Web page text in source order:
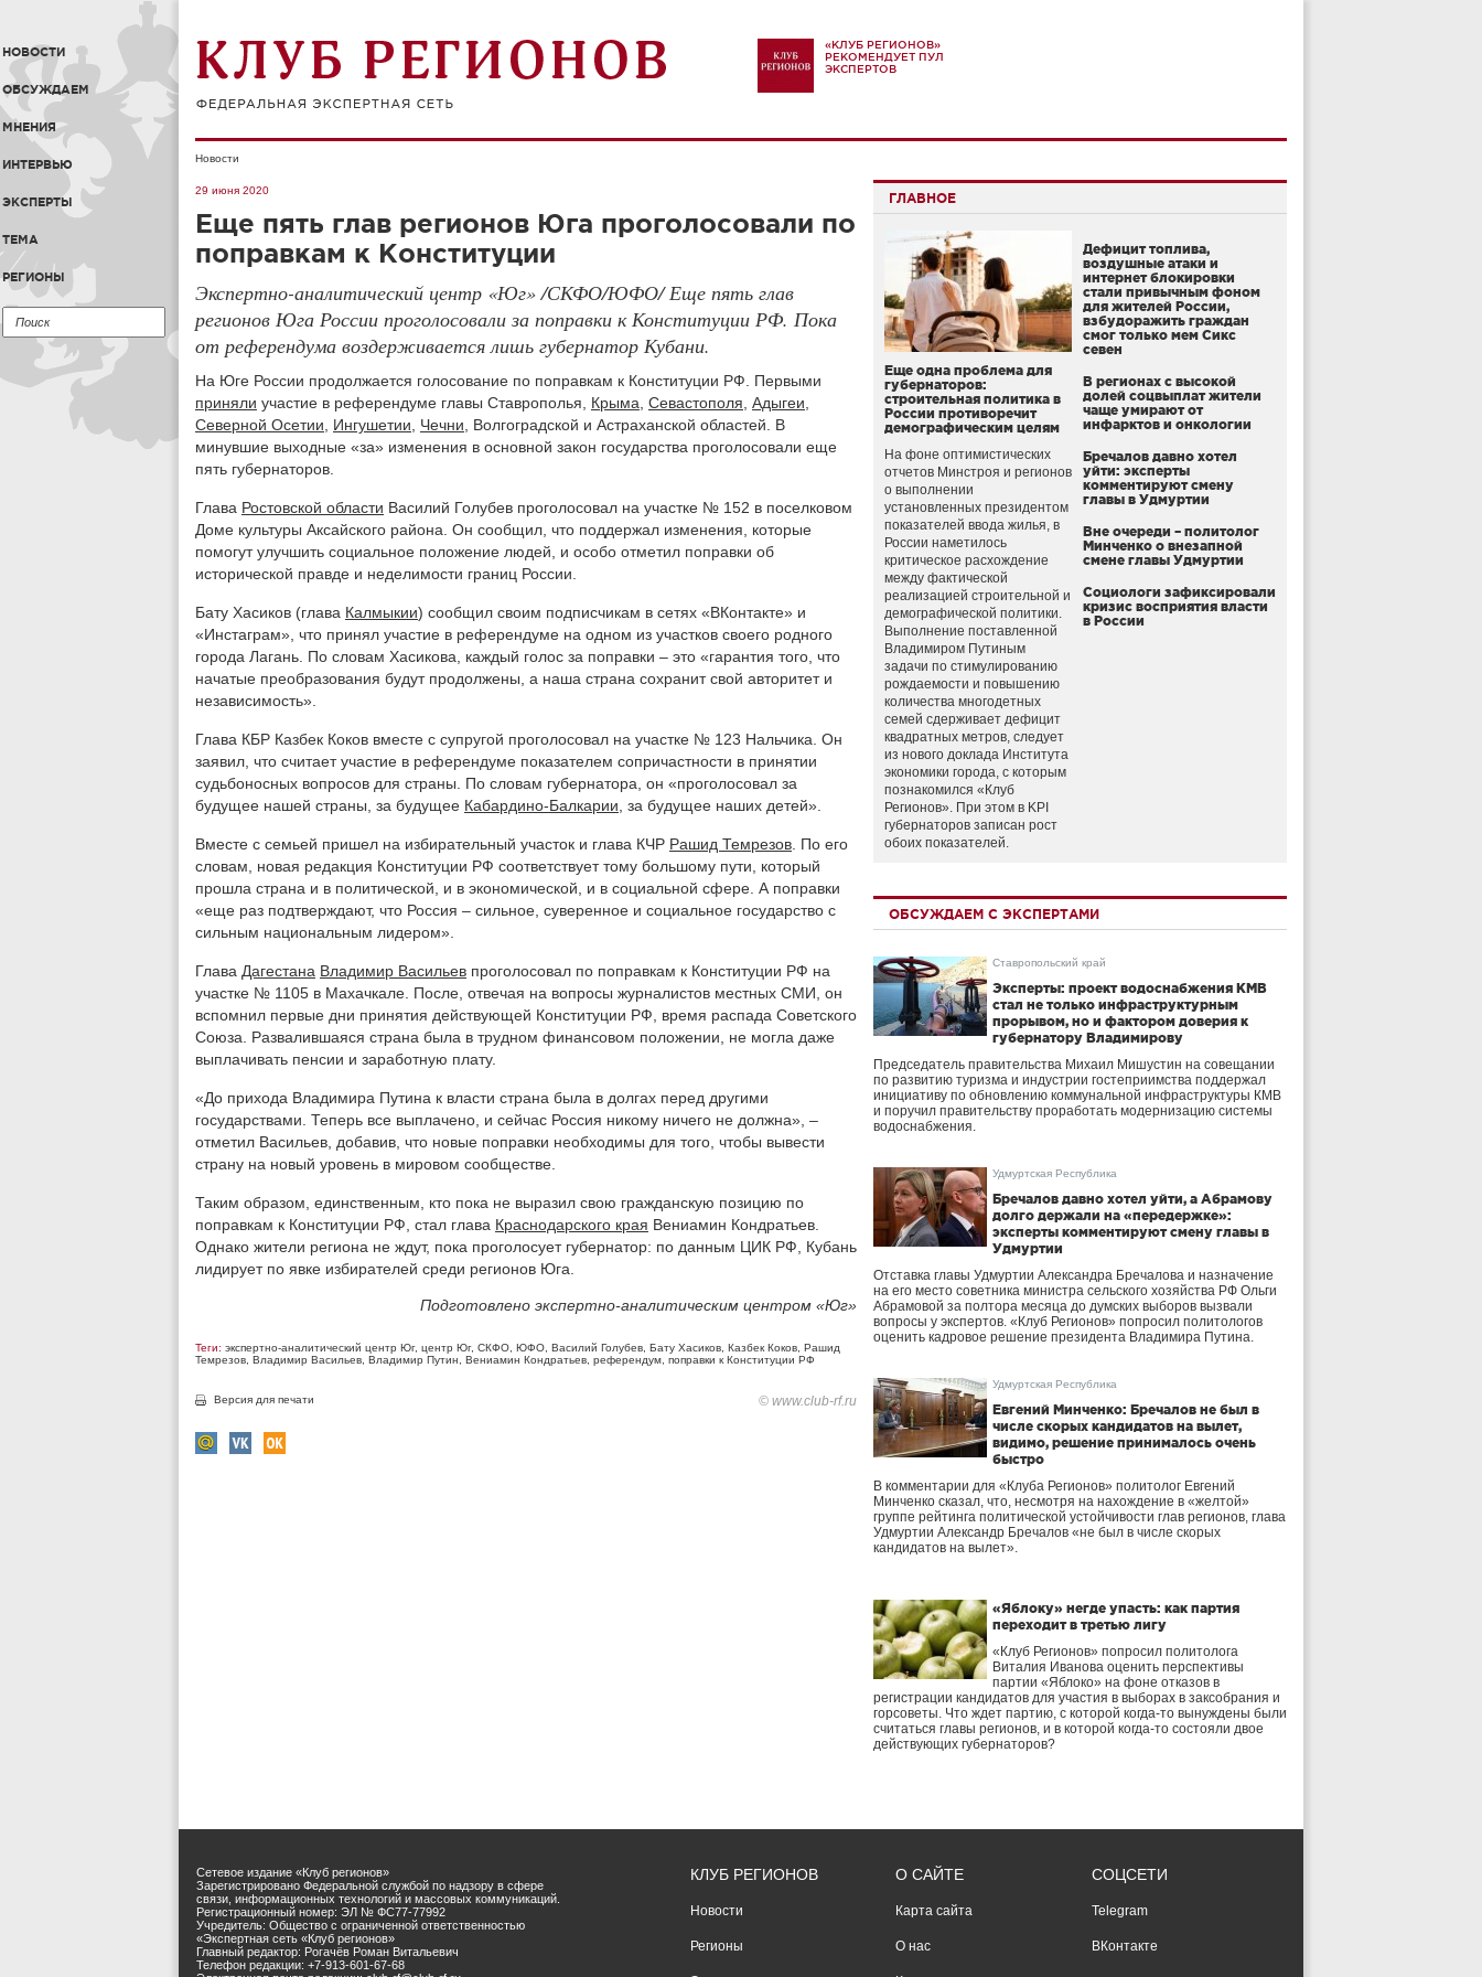
НОВОСТИ
ОБСУЖДАЕМ
МНЕНИЯ
ИНТЕРВЬЮ
ЭКСПЕРТЫ
ТЕМА
РЕГИОНЫ
«КЛУБ РЕГИОНОВ»
РЕКОМЕНДУЕТ ПУЛ
ЭКСПЕРТОВ
Новости
29 июня 2020
Еще пять глав регионов Юга проголосовали по
поправкам к Конституции
Экспертно-аналитический центр «Юг» /СКФО/ЮФО/ Еще пять глав
регионов Юга России проголосовали за поправки к Конституции РФ. Пока
от референдума воздерживается лишь губернатор Кубани.
На Юге России продолжается голосование по поправкам к Конституции РФ. Первыми
приняли участие в референдуме главы Ставрополья, Крыма Севастополя Адыгеи
Северной Осетии
Ингушетии Чечни , Волгоградской и Астраханской областей. В
минувшие выходные «за» изменения в основной закон государства проголосовали еще
пять губернаторов.
Глава Ростовской области Василий Голубев проголосовал на участке № 152 в поселковом
Доме культуры Аксайского района. Он сообщил, что поддержал изменения, которые
помогут улучшить социальное положение людей, и особо отметил поправки об
исторической правде и неделимости границ России.
Бату Хасиков (глава Калмыкии) сообщил своим подписчикам в сетях «ВКонтакте» и
«Инстаграм», что принял участие в референдуме на одном из участков своего родного
города Лагань. По словам Хасикова, каждый голос за поправки – это «гарантия того, что
начатые преобразования будут продолжены, а наша страна сохранит свой авторитет и
независимость».
Глава КБР Казбек Коков вместе с супругой проголосовал на участке № 123 Нальчика. Он
заявил, что считает участие в референдуме показателем сопричастности в принятии
судьбоносных вопросов для страны. По словам губернатора, он «проголосовал за
будущее нашей страны, за будущее Кабардино-Балкарии , за будущее наших детей».
Вместе с семьей пришел на избирательный участок и глава КЧР Рашид Темрезов . По его
словам, новая редакция Конституции РФ соответствует тому большому пути, который
прошла страна и в политической, и в экономической, и в социальной сфере. А поправки
«еще раз подтверждают, что Россия – сильное, суверенное и социальное государство с
сильным национальным лидером».
Глава Дагестана Владимир Васильев проголосовал по поправкам к Конституции РФ на
участке № 1105 в Махачкале. После, отвечая на вопросы журналистов местных СМИ, он
вспомнил первые дни принятия действующей Конституции РФ, время распада Советского
Союза. Развалившаяся страна была в трудном финансовом положении, не могла даже
выплачивать пенсии и заработную плату.
«До прихода Владимира Путина к власти страна была в долгах перед другими
государствами. Теперь все выплачено, и сейчас Россия никому ничего не должна», –
отметил Васильев, добавив, что новые поправки необходимы для того, чтобы вывести
страну на новый уровень в мировом сообществе.
Таким образом, единственным, кто пока не выразил свою гражданскую позицию по
поправкам к Конституции РФ, стал глава Краснодарского края Вениамин Кондратьев.
Однако жители региона не ждут, пока проголосует губернатор: по данным ЦИК РФ, Кубань
лидирует по явке избирателей среди регионов Юга.
Подготовлено экспертно-аналитическим центром «Юг»
Теги: экспертно-аналитический центр Юг, центр Юг, СКФО ЮФО Василий Голубев Бату Хасиков Казбек Коков Рашид
Темрезов Владимир Васильев Владимир Путин Вениамин Кондратьев референдум поправки к Конституции РФ
Версия для печати © www.club-rf.ru
ГЛАВНОЕ
Еще одна проблема для
губернаторов:
строительная политика в
России противоречит
демографическим целям
На фоне оптимистических
отчетов Минстроя и регионов
о выполнении
установленных президентом
показателей ввода жилья, в
России наметилось
критическое расхождение
между фактической
реализацией строительной и
демографической политики.
Выполнение поставленной
Владимиром Путиным
задачи по стимулированию
рождаемости и повышению
количества многодетных
семей сдерживает дефицит
квадратных метров, следует
из нового доклада Института
экономики города, с которым
познакомился «Клуб
Регионов». При этом в KPI
губернаторов записан рост
обоих показателей.
Дефицит топлива,
воздушные атаки и
интернет блокировки
стали привычным фоном
для жителей России,
взбудоражить граждан
смог только мем Сикс
севен
В регионах с высокой
долей соцвыплат жители
чаще умирают от
инфарктов и онкологии
Бречалов давно хотел
уйти: эксперты
комментируют смену
главы в Удмуртии
Вне очереди – политолог
Минченко о внезапной
смене главы Удмуртии
Социологи зафиксировали
кризис восприятия власти
в России
ОБСУЖДАЕМ С ЭКСПЕРТАМИ
Ставропольский край
Эксперты: проект водоснабжения КМВ
стал не только инфраструктурным
прорывом, но и фактором доверия к
губернатору Владимирову
Председатель правительства Михаил Мишустин на совещании
по развитию туризма и индустрии гостеприимства поддержал
инициативу по обновлению коммунальной инфраструктуры КМВ
и поручил правительству проработать модернизацию системы
водоснабжения.
Удмуртская Республика
Бречалов давно хотел уйти, а Абрамову
долго держали на «передержке»:
эксперты комментируют смену главы в
Удмуртии
Отставка главы Удмуртии Александра Бречалова и назначение
на его место советника министра сельского хозяйства РФ Ольги
Абрамовой за полтора месяца до думских выборов вызвали
вопросы у экспертов. «Клуб Регионов» попросил политологов
оценить кадровое решение президента Владимира Путина.
Удмуртская Республика
Евгений Минченко: Бречалов не был в
числе скорых кандидатов на вылет,
видимо, решение принималось очень
быстро
В комментарии для «Клуба Регионов» политолог Евгений
Минченко сказал, что, несмотря на нахождение в «желтой»
группе рейтинга политической устойчивости глав регионов, глава
Удмуртии Александр Бречалов «не был в числе скорых
кандидатов на вылет».
«Яблоку» негде упасть: как партия
переходит в третью лигу
«Клуб Регионов» попросил политолога
Виталия Иванова оценить перспективы
партии «Яблоко» на фоне отказов в
регистрации кандидатов для участия в выборах в заксобрания и
горсоветы. Что ждет партию, с которой когда-то вынуждены были
считаться главы регионов, и в которой когда-то состояли двое
действующих губернаторов?
Сетевое издание «Клуб регионов»
Зарегистрировано Федеральной службой по надзору в сфере
связи, информационных технологий и массовых коммуникаций.
Регистрационный номер: ЭЛ № ФС77-77992
Учредитель: Общество с ограниченной ответственностью
«Экспертная сеть «Клуб регионов»
Главный редактор: Рогачёв Роман Витальевич
Телефон редакции: +7-913-601-67-68
КЛУБ РЕГИОНОВ
Новости
Регионы
О САЙТЕ
Карта сайта
О нас
СОЦСЕТИ
Telegram
ВКонтакте